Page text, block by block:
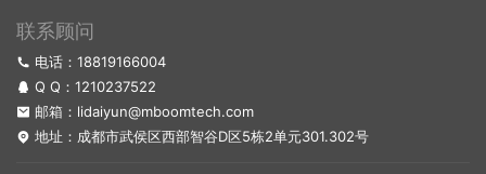
联系顾问
电话：18819166004
Q Q： 1210237522
邮箱：lidaiyun@mboomtech.com
地址：成都市武侯区西部智谷D区5栋2单元301.302号